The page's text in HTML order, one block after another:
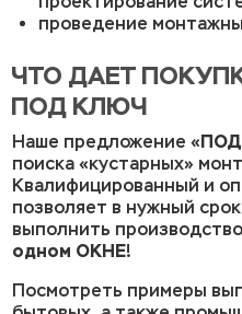
проведение
ЧТО ДАЕТ
ПОД КЛЮЧ
Наше предложение «
поиска «кустарных»
Квалифицированный и
позволяет в нужный
выполнить
одном ОКНЕ!
Посмотреть примеры